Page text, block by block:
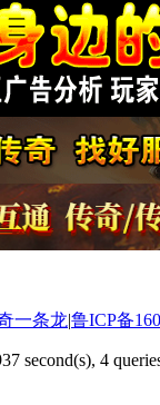
一条龙|鲁ICP备
second(s), 4